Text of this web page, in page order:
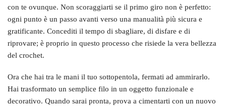
con te ovunque. Non scoraggiarti se il primo giro non è perfetto:
ogni punto è un passo avanti verso una manualità più sicura e
gratificante. Concediti il tempo di sbagliare, di disfare e di
riprovare; è proprio in questo processo che risiede la vera bellezza
del crochet.
Ora che hai tra le mani il tuo sottopentola, fermati ad ammirarlo.
Hai trasformato un semplice filo in un oggetto funzionale e
decorativo. Quando sarai pronta, prova a cimentarti con un nuovo